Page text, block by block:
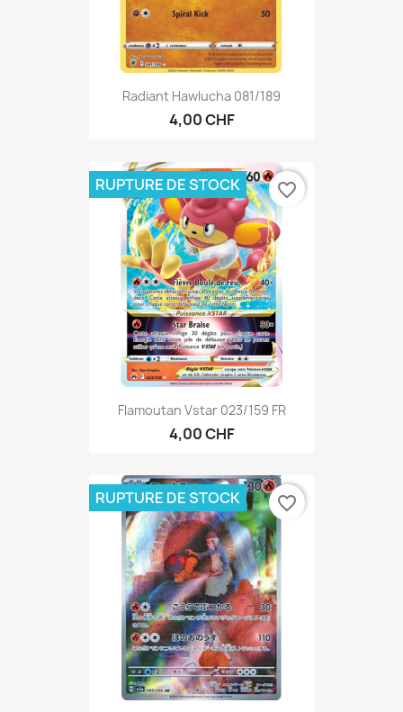
Radiant Hawlucha 081/189
4,00 CHF
Flamoutan Vstar 023/159 FR
4,00 CHF
RUPTURE DE STOCK favorite_border
RUPTURE DE STOCK favorite_border